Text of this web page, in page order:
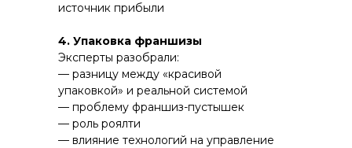
источник прибыли
4. Упаковка франшизы
Эксперты разобрали:
— разницу между «красивой
упаковкой» и реальной системой
— проблему франшиз-пустышек
— роль роялти
— влияние технологий на управление